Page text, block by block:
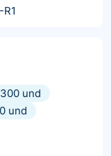
300 und
und